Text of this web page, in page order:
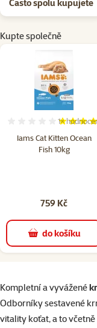
Často spolu kupujete
Kupte společně
Iams Cat Kitten Ocean
Fish 10kg
1×
759 Kč
do košíku
Kompletní a vyvážené
Odborníky sestavené
vitality koťat, a to